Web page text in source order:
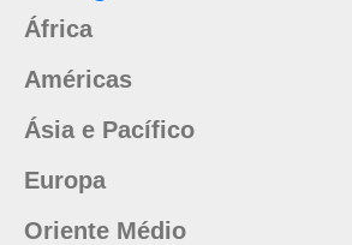
África
Américas
Ásia e Pacífico
Europa
Oriente Médio